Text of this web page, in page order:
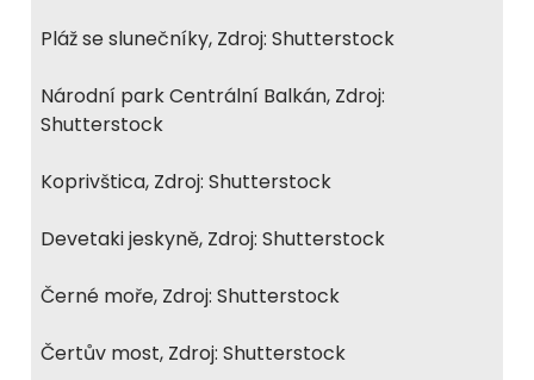
Pláž se slunečníky, Zdroj: Shutterstock
Národní park Centrální Balkán, Zdroj:
Shutterstock
Koprivštica, Zdroj: Shutterstock
Devetaki jeskyně, Zdroj: Shutterstock
Černé moře, Zdroj: Shutterstock
Čertův most, Zdroj: Shutterstock